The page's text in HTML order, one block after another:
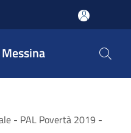
- PAL Povertà 2019 -